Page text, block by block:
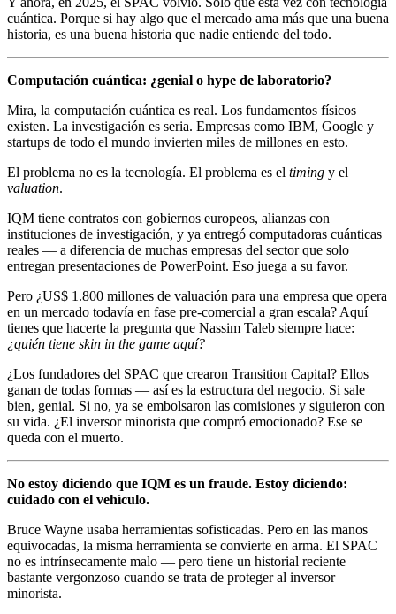
cuántica. Porque si hay algo que el mercado ama más que una buena
historia, es una buena historia que nadie entiende del todo.
Computación cuántica: ¿genial o hype de laboratorio?
Mira, la computación cuántica es real. Los fundamentos físicos
existen. La investigación es seria. Empresas como IBM, Google y
startups de todo el mundo invierten miles de millones en esto.
El problema no es la tecnología. El problema es el timing y el
valuation.
IQM tiene contratos con gobiernos europeos, alianzas con
instituciones de investigación, y ya entregó computadoras cuánticas
reales — a diferencia de muchas empresas del sector que solo
entregan presentaciones de PowerPoint. Eso juega a su favor.
Pero ¿US$ 1.800 millones de valuación para una empresa que opera
en un mercado todavía en fase pre-comercial a gran escala? Aquí
tienes que hacerte la pregunta que Nassim Taleb siempre hace:
¿quién tiene skin in the game aquí?
¿Los fundadores del SPAC que crearon Transition Capital? Ellos
ganan de todas formas — así es la estructura del negocio. Si sale
bien, genial. Si no, ya se embolsaron las comisiones y siguieron con
su vida. ¿El inversor minorista que compró emocionado? Ese se
queda con el muerto.
No estoy diciendo que IQM es un fraude. Estoy diciendo:
cuidado con el vehículo.
Bruce Wayne usaba herramientas sofisticadas. Pero en las manos
equivocadas, la misma herramienta se convierte en arma. El SPAC
no es intrínsecamente malo — pero tiene un historial reciente
bastante vergonzoso cuando se trata de proteger al inversor
minorista.